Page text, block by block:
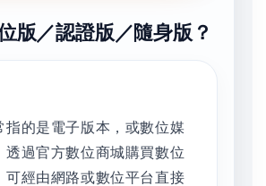
版／認證版／隨身版？
指的是電子版本，或數位媒
透過官方數位商城購買數位
可經由網路或數位平台直接